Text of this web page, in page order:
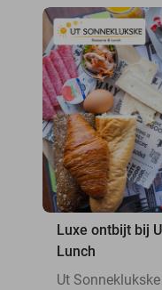
Luxe ontbijt bij
Lunch
Ut